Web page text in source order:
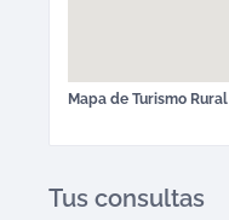
Mapa de Turismo Rural
Tus consultas